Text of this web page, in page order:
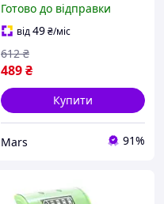
компактний для
мобільних пристроїв
pelican
Готово до відправки
від49₴/міс
489₴
612 ₴
Купити
Mars 91%